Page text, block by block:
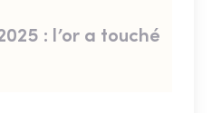
: l’or a touché